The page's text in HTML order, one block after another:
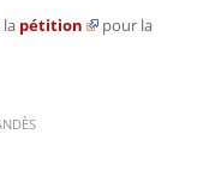
pétition
pour la